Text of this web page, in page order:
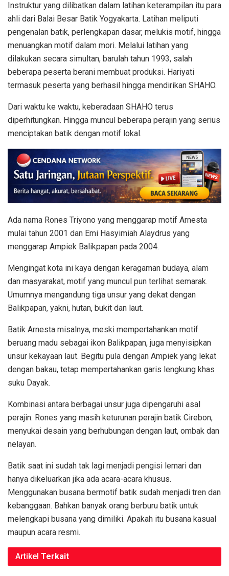
Instruktur yang dilibatkan dalam latihan keterampilan itu para
ahli dari Balai Besar Batik Yogyakarta. Latihan meliputi
pengenalan batik, perlengkapan dasar, melukis motif, hingga
menuangkan motif dalam mori. Melalui latihan yang
dilakukan secara simultan, barulah tahun 1993, salah
beberapa peserta berani membuat produksi. Hariyati
termasuk peserta yang berhasil hingga mendirikan SHAHO.
Dari waktu ke waktu, keberadaan SHAHO terus
diperhitungkan. Hingga muncul beberapa perajin yang serius
menciptakan batik dengan motif lokal.
Ada nama Rones Triyono yang menggarap motif Arnesta
mulai tahun 2001 dan Emi Hasyimiah Alaydrus yang
menggarap Ampiek Balikpapan pada 2004.
Mengingat kota ini kaya dengan keragaman budaya, alam
dan masyarakat, motif yang muncul pun terlihat semarak.
Umumnya mengandung tiga unsur yang dekat dengan
Balikpapan, yakni, hutan, bukit dan laut.
Batik Arnesta misalnya, meski mempertahankan motif
beruang madu sebagai ikon Balikpapan, juga menyisipkan
unsur kekayaan laut. Begitu pula dengan Ampiek yang lekat
dengan bakau, tetap mempertahankan garis lengkung khas
suku Dayak.
Kombinasi antara berbagai unsur juga dipengaruhi asal
perajin. Rones yang masih keturunan perajin batik Cirebon,
menyukai desain yang berhubungan dengan laut, ombak dan
nelayan.
Batik saat ini sudah tak lagi menjadi pengisi lemari dan
hanya dikeluarkan jika ada acara-acara khusus.
Menggunakan busana bermotif batik sudah menjadi tren dan
kebanggaan. Bahkan banyak orang berburu batik untuk
melengkapi busana yang dimiliki. Apakah itu busana kasual
maupun acara resmi.
Artikel Terkait